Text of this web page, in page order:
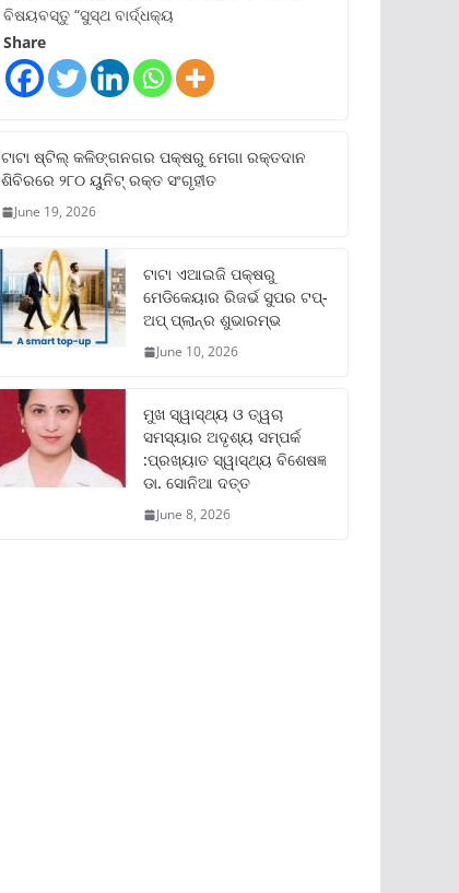
ବିଷୟବସ୍ତୁ “ସୁସ୍ଥ ବାର୍ଦ୍ଧକ୍ୟ
Share
ଟାଟା ଷ୍ଟିଲ୍‌ କଳିଙ୍ଗନଗର ପକ୍ଷରୁ ମେଗା ରକ୍ତଦାନ
ଶିବିରରେ ୨୮୦ ୟୁନିଟ୍‌ ରକ୍ତ ସଂଗୃହୀତ
June 19, 2026
ଟାଟା ଏଆଇଜି ପକ୍ଷରୁ
ମେଡିକେୟାର ରିଜର୍ଭ ସୁପର ଟପ୍‌-
ଅପ୍ ପ୍ଲାନ୍‌ର ଶୁଭାରମ୍ଭ
June 10, 2026
ମୁଖ ସ୍ୱାସ୍ଥ୍ୟ ଓ ତ୍ୱଚା
ସମସ୍ୟାର ଅଦୃଶ୍ୟ ସମ୍ପର୍କ
:ପ୍ରଖ୍ୟାତ ସ୍ୱାସ୍ଥ୍ୟ ବିଶେଷଜ୍ଞ
ଡା. ସୋନିଆ ଦତ୍ତ
June 8, 2026